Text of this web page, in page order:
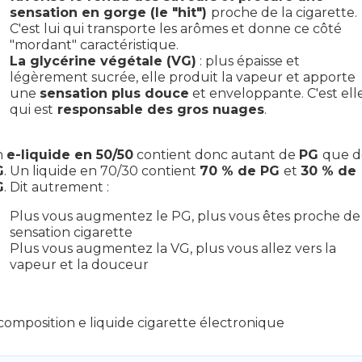
sensation en gorge (le "hit") proche de la cigarette.
C'est lui qui transporte les arômes et donne ce côté
"mordant" caractéristique.
La glycérine végétale (VG) : plus épaisse et
légèrement sucrée, elle produit la vapeur et apporte
une sensation plus douce et enveloppante. C'est
qui est responsable des gros nuages.
e-liquide en 50/50 contient donc autant de PGque
. Un liquide en 70/30 contient 70 % de PGet30 % de
. Dit autrement :
Plus vous augmentez le PG, plus vous êtes proche de
sensation cigarette
Plus vous augmentez la VG, plus vous allez vers la
vapeur et la douceur